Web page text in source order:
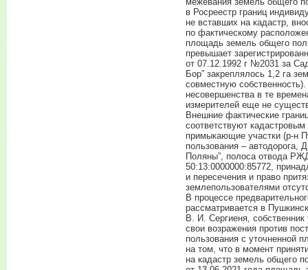
в Росреестр границ
не вставших на кадастр,
по фактическому
площадь земель общего
превышает
от 07.12.1992 г №2031 за
Бор” закреплялось 1,2 га
совместную
несовершенства в те
измерителей еще не
Внешние фактические
соответствуют
примыкающие участки (р-н
пользования –
Поляны”, полоса отвода
50:13:0000000:85772,
и пересечения и право
землепользователями
В процессе
рассматривается в
В. И. Сергиеня,
свои возражения против
пользования с уточненной
на том, что в момент
на кадастр земель общего